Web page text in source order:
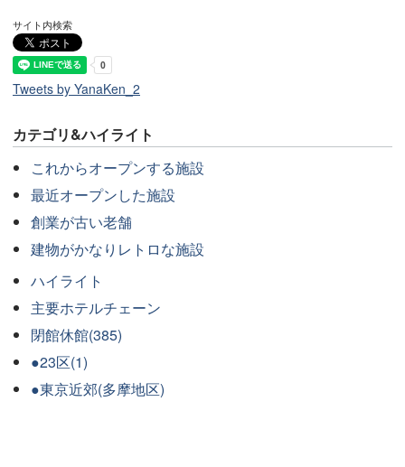
サイト内検索
Tweets by YanaKen_2
カテゴリ&ハイライト
これからオープンする施設
最近オープンした施設
創業が古い老舗
建物がかなりレトロな施設
ハイライト
主要ホテルチェーン
閉館休館(385)
●23区(1)
●東京近郊(多摩地区)